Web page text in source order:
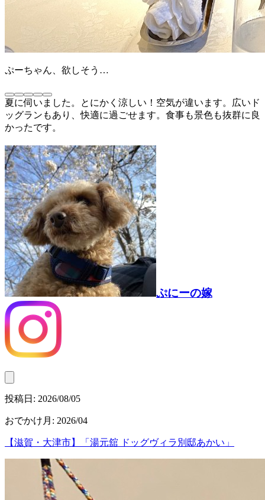
ぷーちゃん、欲しそう…
夏に伺いました。とにかく涼しい！空気が違います。広いド
ッグランもあり、快適に過ごせます。食事も景色も抜群に良
かったです。
ぷにーの嫁
投稿日: 2026/08/05
おでかけ月 : 2026/04
【滋賀・大津市】「湯元舘 ドッグヴィラ別邸あかい」